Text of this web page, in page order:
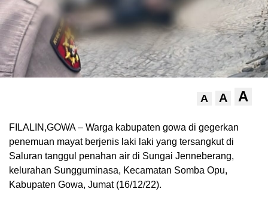
A A A
FILALIN,GOWA – Warga kabupaten gowa di gegerkan
penemuan mayat berjenis laki laki yang tersangkut di
Saluran tanggul penahan air di Sungai Jenneberang,
kelurahan Sungguminasa, Kecamatan Somba Opu,
Kabupaten Gowa, Jumat (16/12/22).